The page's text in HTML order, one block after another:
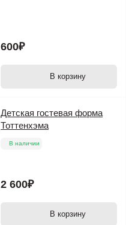
600₽
В корзину
Детская гостевая форма
Тоттенхэма
В наличии
2 600₽
В корзину